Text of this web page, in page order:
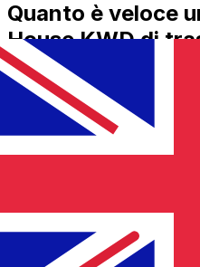
Quanto è veloce
House KWD di
I tempi di consegna per i
Kuwait Finance House da
in base al metodo di
transazione. Tipicamente,
richiedono da 1 a 5 giorni